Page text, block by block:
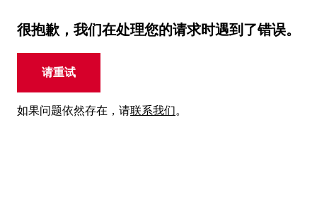
很抱歉，我们在处理您的请求时遇到了错误。
请重试
如果问题依然存在，请联系我们。